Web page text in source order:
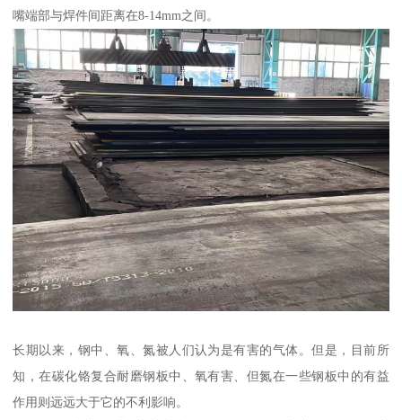
嘴端部与焊件间距离在8-14mm之间。
长期以来，钢中、氧、氮被人们认为是有害的气体。但是，目前所
知，在碳化铬复合耐磨钢板中、氧有害、但氮在一些钢板中的有益
作用则远远大于它的不利影响。